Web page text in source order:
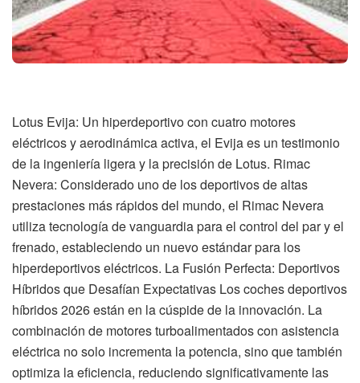
Lotus Evija: Un hiperdeportivo con cuatro motores
eléctricos y aerodinámica activa, el Evija es un testimonio
de la ingeniería ligera y la precisión de Lotus. Rimac
Nevera: Considerado uno de los deportivos de altas
prestaciones más rápidos del mundo, el Rimac Nevera
utiliza tecnología de vanguardia para el control del par y el
frenado, estableciendo un nuevo estándar para los
hiperdeportivos eléctricos. La Fusión Perfecta: Deportivos
Híbridos que Desafían Expectativas Los coches deportivos
híbridos 2026 están en la cúspide de la innovación. La
combinación de motores turboalimentados con asistencia
eléctrica no solo incrementa la potencia, sino que también
optimiza la eficiencia, reduciendo significativamente las